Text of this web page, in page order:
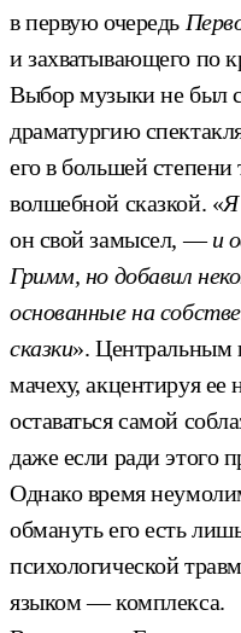
в первую очередь
и захватывающего по
Выбор музыки не был
драматургию
его в большей
волшебной сказкой. «Я
он свой замысел, —и
Гримм, но добавил
основанные на
сказки». Центральным
мачеху, акцентируя ее
оставаться самой
даже если ради этого
Однако время
обмануть его есть
психологической
языком — комплекса.